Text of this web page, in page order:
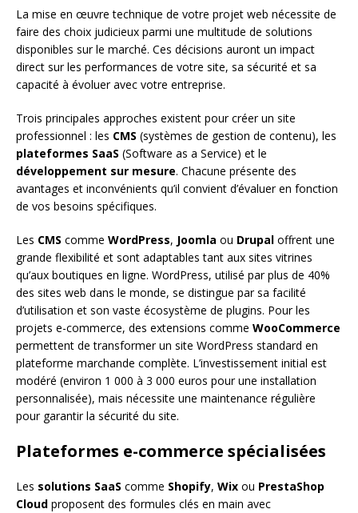
La mise en œuvre technique de votre projet web nécessite de
faire des choix judicieux parmi une multitude de solutions
disponibles sur le marché. Ces décisions auront un impact
direct sur les performances de votre site, sa sécurité et sa
capacité à évoluer avec votre entreprise.
Trois principales approches existent pour créer un site
professionnel : les CMS (systèmes de gestion de contenu), les
plateformes SaaS (Software as a Service) et le
développement sur mesure. Chacune présente des
avantages et inconvénients qu’il convient d’évaluer en fonction
de vos besoins spécifiques.
Les CMS comme WordPress, Joomla ou Drupal offrent une
grande flexibilité et sont adaptables tant aux sites vitrines
qu’aux boutiques en ligne. WordPress, utilisé par plus de 40%
des sites web dans le monde, se distingue par sa facilité
d’utilisation et son vaste écosystème de plugins. Pour les
projets e-commerce, des extensions comme WooCommerce
permettent de transformer un site WordPress standard en
plateforme marchande complète. L’investissement initial est
modéré (environ 1 000 à 3 000 euros pour une installation
personnalisée), mais nécessite une maintenance régulière
pour garantir la sécurité du site.
Plateformes e-commerce spécialisées
Les solutions SaaS comme Shopify, Wix ou PrestaShop
Cloud proposent des formules clés en main avec